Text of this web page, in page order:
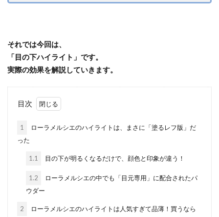
それでは今回は、
「目の下ハイライト」です。
実際の効果を解説していきます。
目次
1
ローラメルシエのハイライトは、まさに「塗るレフ版」だ
った
1.1 目の下が明るくなるだけで、顔色と印象が違う！
1.2
ローラメルシエの中でも「目元専用」に配合されたパ
ウダー
2
ローラメルシエのハイライトは人気すぎて品薄！買うなら